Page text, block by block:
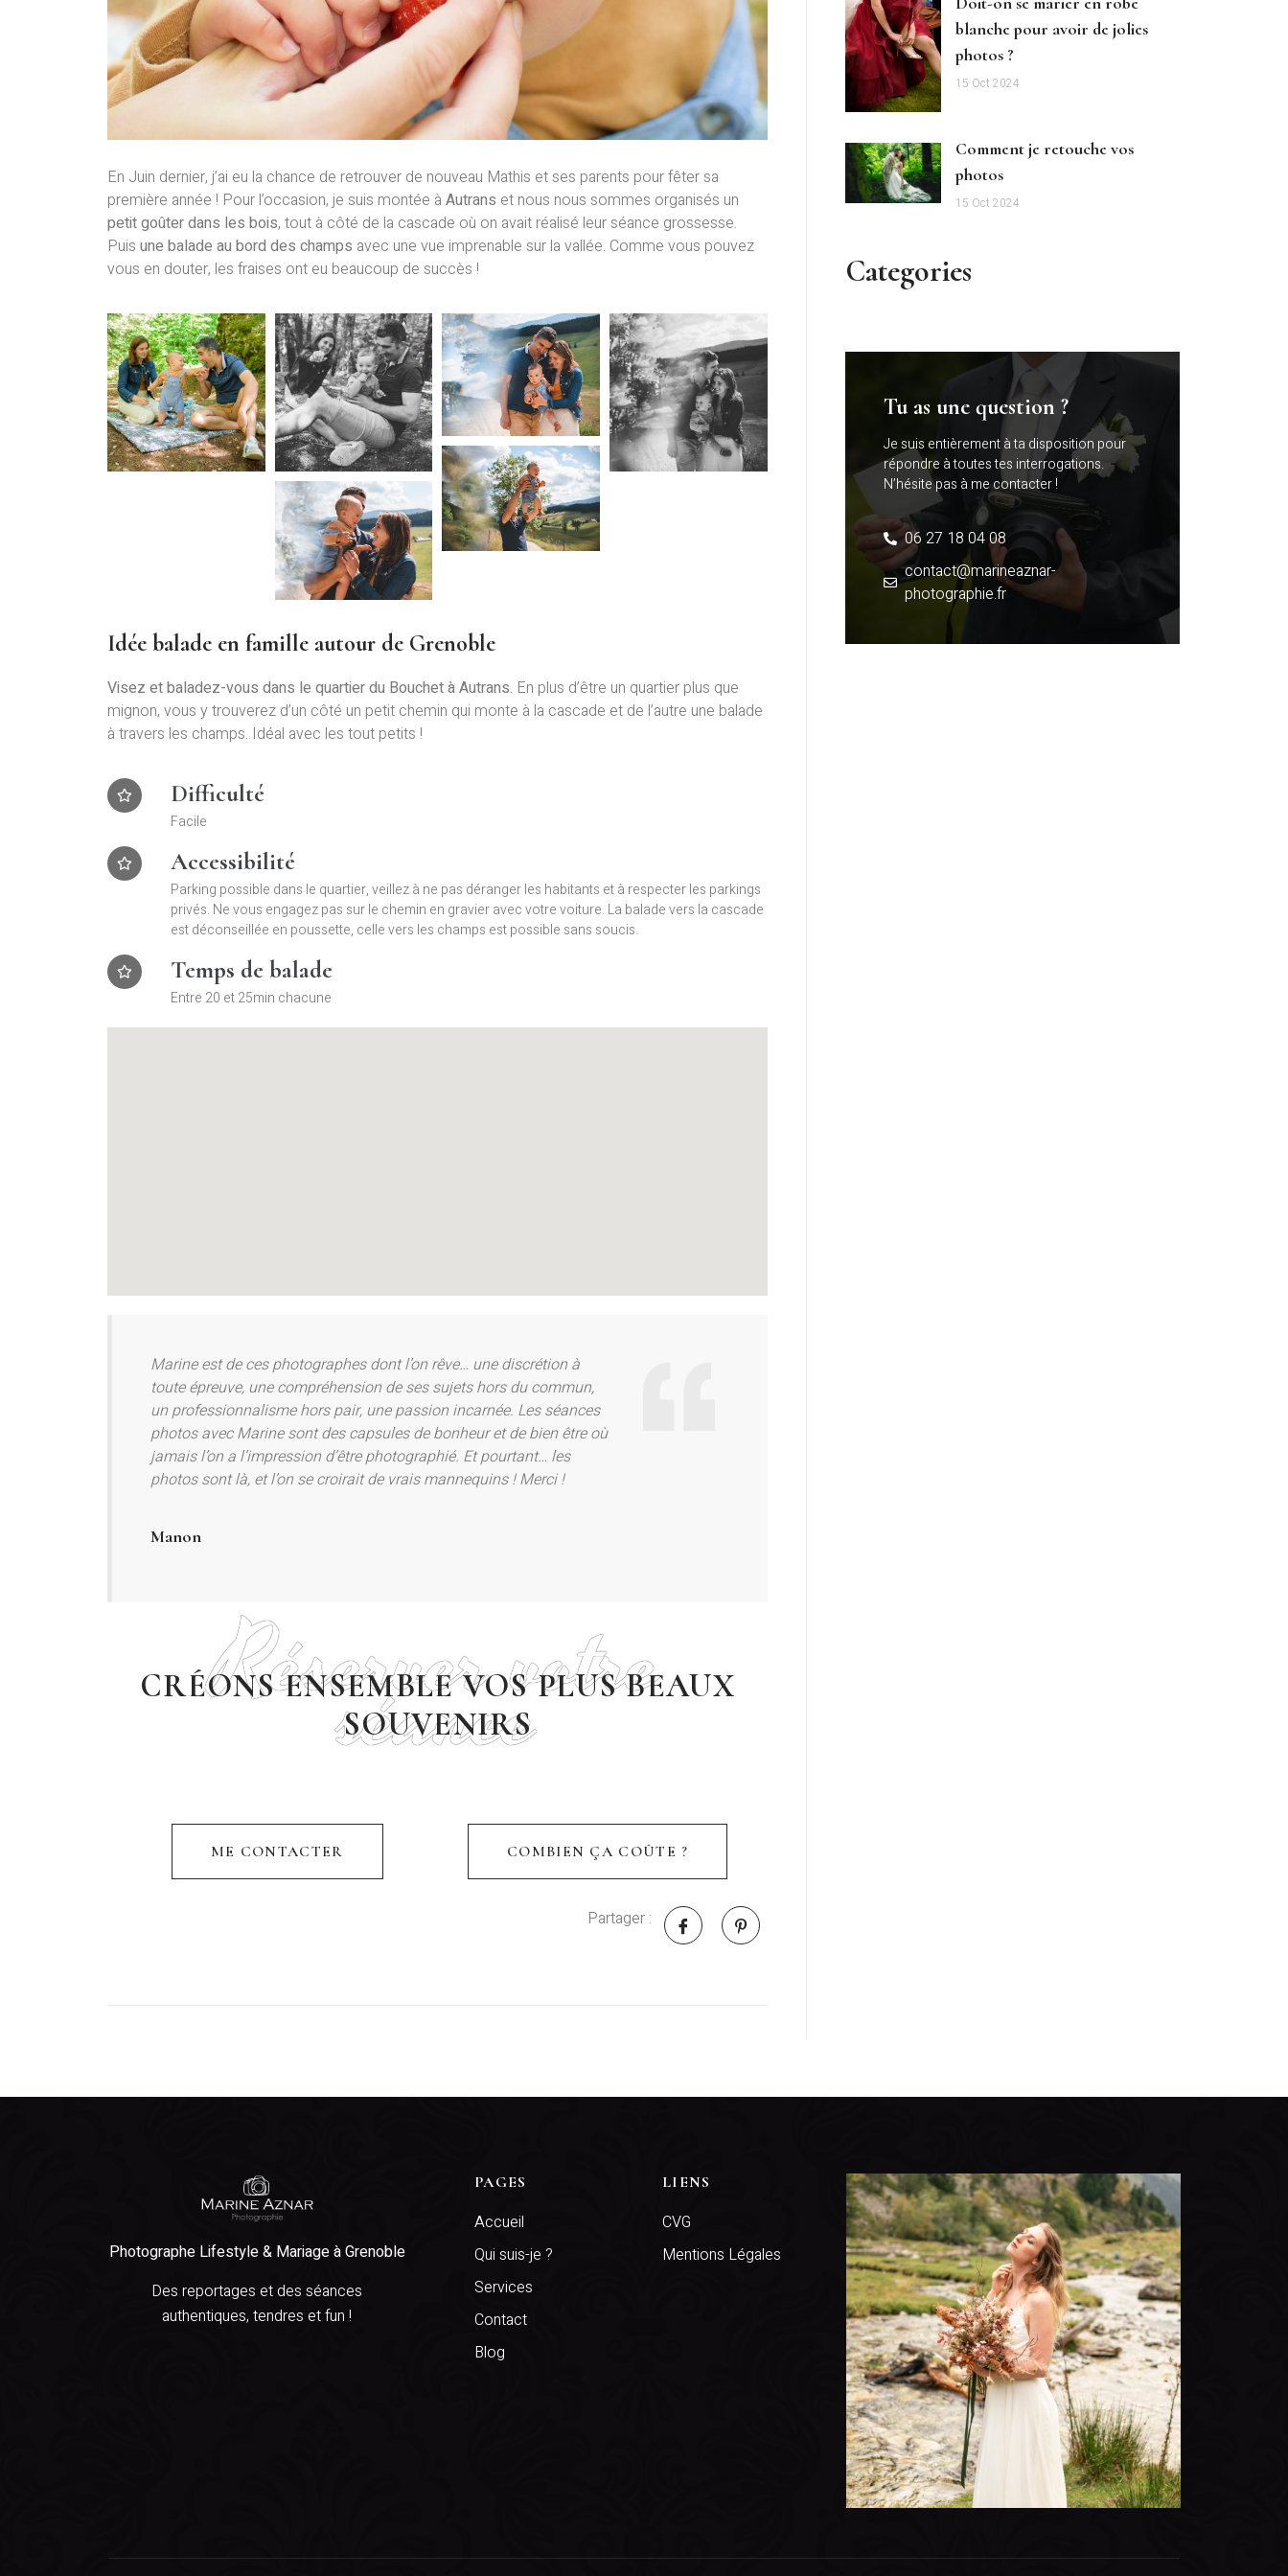
En Juin dernier, j’ai eu la chance de retrouver de nouveau Mathis et ses parents pour fêter sa
première année ! Pour l’occasion, je suis montée à Autrans et nous nous sommes organisés un
petit goûter dans les bois, tout à côté de la cascade où on avait réalisé leur séance grossesse.
Puis une balade au bord des champs avec une vue imprenable sur la vallée. Comme vous pouvez
vous en douter, les fraises ont eu beaucoup de succès !
Idée balade en famille autour de Grenoble
Visez et baladez-vous dans le quartier du Bouchet à Autrans. En plus d’être un quartier plus que
mignon, vous y trouverez d’un côté un petit chemin qui monte à la cascade et de l’autre une balade
à travers les champs. Idéal avec les tout petits !
Difficulté
Facile
Accessibilité
Parking possible dans le quartier, veillez à ne pas déranger les habitants et à respecter les parkings
privés. Ne vous engagez pas sur le chemin en gravier avec votre voiture. La balade vers la cascade
est déconseillée en poussette, celle vers les champs est possible sans soucis.
Temps de balade
Entre 20 et 25min chacune
Marine est de ces photographes dont l’on rêve… une discrétion à
toute épreuve, une compréhension de ses sujets hors du commun,
un professionnalisme hors pair, une passion incarnée. Les séances
photos avec Marine sont des capsules de bonheur et de bien être où
jamais l’on a l’impression d’être photographié. Et pourtant… les
photos sont là, et l’on se croirait de vrais mannequins ! Merci !
Manon
Réserver votre
séance
CRÉONS ENSEMBLE VOS PLUS BEAUX
SOUVENIRS
ME CONTACTER COMBIEN ÇA COÛTE ?
Partager :
blanche pour avoir de jolies
photos ?
15 Oct 2024
Comment je retouche vos
photos
15 Oct 2024
Categories
Tu as une question ?
Je suis entièrement à ta disposition pour
répondre à toutes tes interrogations.
N’hésite pas à me contacter !
06 27 18 04 08
contact@marineaznar-
photographie.fr
Photographe Lifestyle & Mariage à Grenoble
Des reportages et des séances
authentiques, tendres et fun !
PAGES
Accueil
Qui suis-je ?
Services
Contact
Blog
LIENS
CVG
Mentions Légales